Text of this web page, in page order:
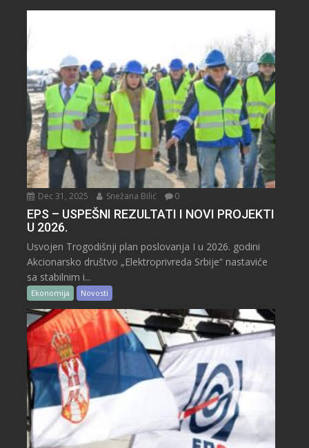
Dec 31, 2025 Snežana Bilić 0
EPS – USPEŠNI REZULTATI I NOVI PROJEKTI
U 2026.
Usvojen Trogodišnji plan poslovanja I u 2026. godini
Akcionarsko društvo „Elektroprivreda Srbije“ nastaviće
sa stabilnim i...
Ekonomija Novosti